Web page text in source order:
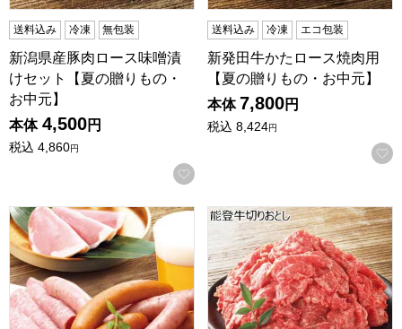
送料込み 冷凍 無包装
新潟県産豚肉ロース味噌漬
けセット【夏の贈りもの・
お中元】
本体 4,500円
税込 4,860円
お気に入りに登録する
送料込み 冷凍 エコ包装
新発田牛かたロース焼肉用
【夏の贈りもの・お中元】
本体 7,800円
税込 8,424円
天狗ハム 金澤ハム工房【夏の贈りもの・お中元】[HK-501]
能登牛切りおとし【夏の贈り